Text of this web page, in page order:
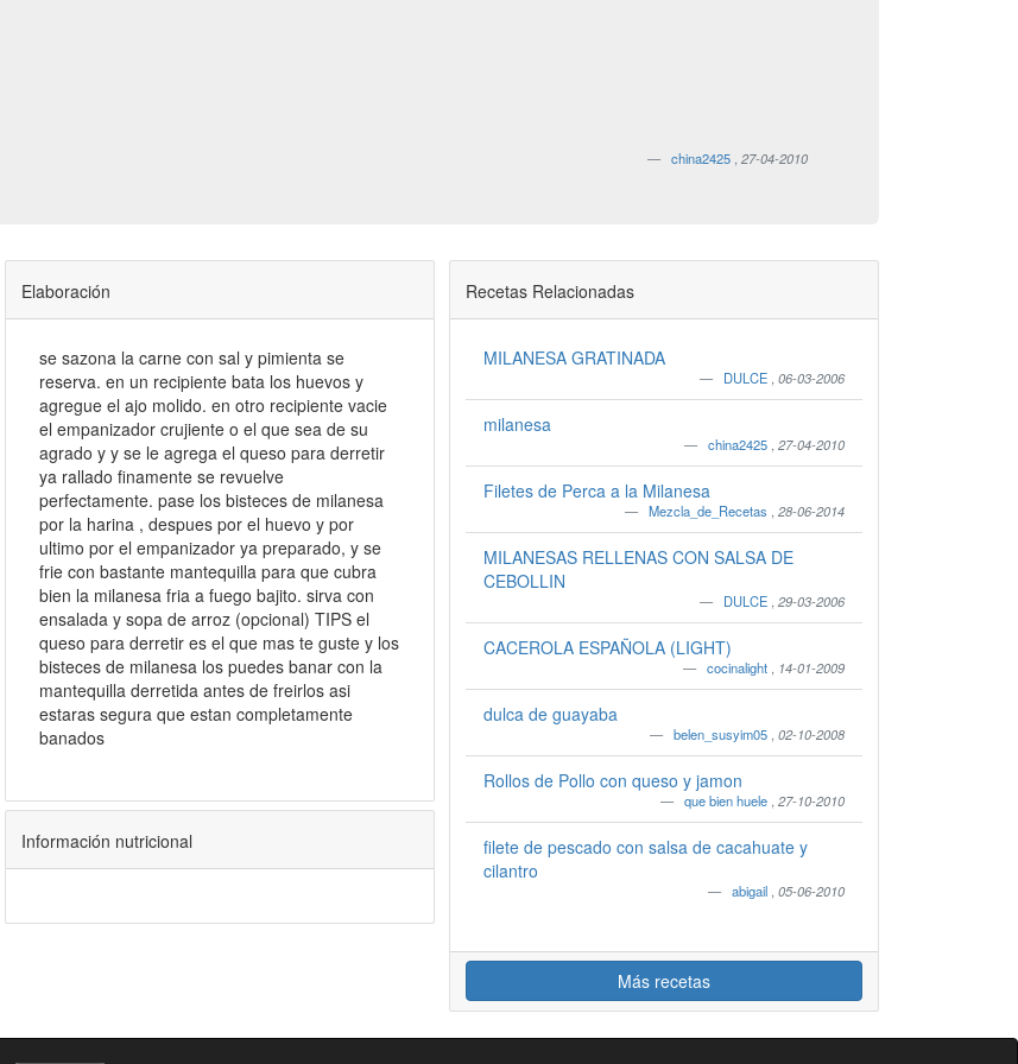
china2425 27-04-2010
Elaboración
se sazona la carne con sal y pimienta se
reserva. en un recipiente bata los huevos y
agregue el ajo molido. en otro recipiente vacie
el empanizador crujiente o el que sea de su
agrado y y se le agrega el queso para derretir
ya rallado finamente se revuelve
perfectamente. pase los bisteces de milanesa
por la harina , despues por el huevo y por
ultimo por el empanizador ya preparado, y se
frie con bastante mantequilla para que cubra
bien la milanesa fria a fuego bajito. sirva con
ensalada y sopa de arroz (opcional) TIPS el
queso para derretir es el que mas te guste y los
bisteces de milanesa los puedes banar con la
mantequilla derretida antes de freirlos asi
estaras segura que estan completamente
banados
Información nutricional
Recetas Relacionadas
MILANESA GRATINADA
DULCE ,06-03-2006
milanesa
china2425 ,27-04-2010
Filetes de Perca a la Milanesa
Mezcla_de_Recetas ,28-06-2014
MILANESAS RELLENAS CON SALSA DE
CEBOLLIN
DULCE ,29-03-2006
CACEROLA ESPAÑOLA (LIGHT)
cocinalight 14-01-2009
dulca de guayaba
belen_susyim05 ,02-10-2008
Rollos de Pollo con queso y jamon
que bien huele ,27-10-2010
filete de pescado con salsa de cacahuate y
cilantro
abigail ,05-06-2010
Más recetas